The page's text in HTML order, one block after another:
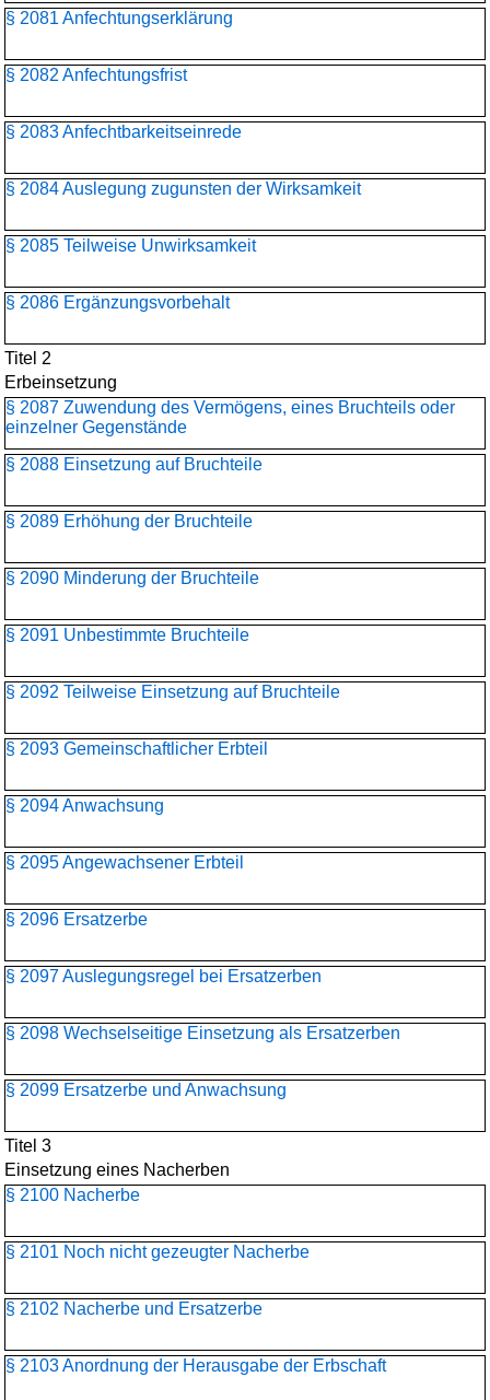
§ 2081 Anfechtungserklärung
§ 2082 Anfechtungsfrist
§ 2083 Anfechtbarkeitseinrede
§ 2084 Auslegung zugunsten der Wirksamkeit
§ 2085 Teilweise Unwirksamkeit
§ 2086 Ergänzungsvorbehalt
Titel 2
Erbeinsetzung
§ 2087 Zuwendung des Vermögens, eines Bruchteils oder
einzelner Gegenstände
§ 2088 Einsetzung auf Bruchteile
§ 2089 Erhöhung der Bruchteile
§ 2090 Minderung der Bruchteile
§ 2091 Unbestimmte Bruchteile
§ 2092 Teilweise Einsetzung auf Bruchteile
§ 2093 Gemeinschaftlicher Erbteil
§ 2094 Anwachsung
§ 2095 Angewachsener Erbteil
§ 2096 Ersatzerbe
§ 2097 Auslegungsregel bei Ersatzerben
§ 2098 Wechselseitige Einsetzung als Ersatzerben
§ 2099 Ersatzerbe und Anwachsung
Titel 3
Einsetzung eines Nacherben
§ 2100 Nacherbe
§ 2101 Noch nicht gezeugter Nacherbe
§ 2102 Nacherbe und Ersatzerbe
§ 2103 Anordnung der Herausgabe der Erbschaft